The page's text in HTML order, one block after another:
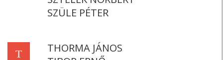
SZÜLE PÉTER
T
THORMA JÁNOS